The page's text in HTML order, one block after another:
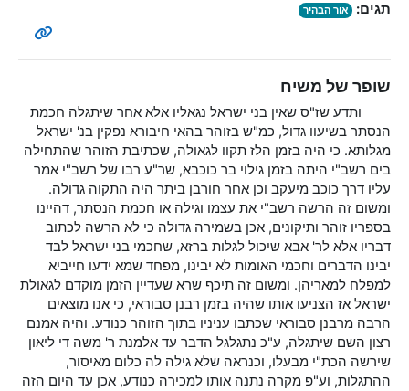
תגים: אור הבהיר
שופר של משיח
ותדע שז"ס שאין בני ישראל נגאליו אלא אחר שיתגלה חכמת
הנסתר בשיעוו גדול, כמ"ש בזוהר בהאי חיבורא נפקין בנ' ישראל
מגלותא. כי היה בזמן הלז תקוו לגאולה, שכתיבת הזוהר שהתחילה
בים רשב"י היתה בזמן גילוי בר כוכבא, שר"ע רבו של רשב"י אמר
עליו דרך כוכב מיעקב וכן אחר חורבן ביתר היה התקוה גדולה.
ומשום זה הרשה רשב"י את עצמו וגילה או חכמת הנסתר, דהיינו
בספריו זוהר ותיקונים, אכן בשמירה גדולה כי לא הרשה לכתוב
דבריו אלא לר' אבא שיכול לגלות ברזא, שחכמי בני ישראל לבד
יבינו הדברים וחכמי האומות לא יבינו, מפחד שמא ידעו חייביא
למפלח למאריהן. ומשום זה תיכף שרא שעדיין הזמן מוקדם לגאולת
ישראל אז הצניעו אותו שהיה בזמן רבנן סבוראי, כי אנו מוצאים
הרבה מרבנן סבוראי שכתבו עניניו בתוך הזוהר כנודע. והיה אמנם
רצון השם שיתגלה, ע"כ נתגלגל הדבר עד אלמנת ר' משה די ליאון
שירשה הכת"י מבעלו, וכנראה שלא גילה לה כלום מאיסור,
ההתגלות, וע"פ מקרה נתנה אותו למכירה כנודע, אכן עד היום הזה